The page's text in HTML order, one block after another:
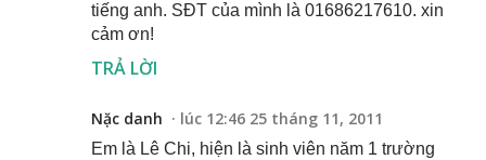
tiếng anh. SĐT của mình là 01686217610. xin
cảm ơn!
TRẢ LỜI
Nặc danh lúc 12:46 25 tháng 11, 2011
Em là Lê Chi, hiện là sinh viên năm 1 trường